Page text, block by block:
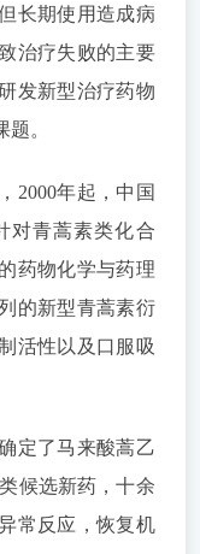
长期使用造成病
治疗失败的主要
发新型治疗药物
。
年起，中国
对青蒿素类化合
药物化学与药理
的新型青蒿素衍
活性以及口服吸
定了马来酸蒿乙
候选新药，十余
常反应，恢复机